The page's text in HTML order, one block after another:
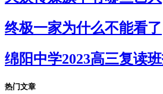
终极一家为什么不能看了
绵阳中学2023高三复读
热门文章